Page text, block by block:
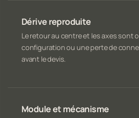
Dérive reproduite
Le retour au centre et les axes sont
configuration ou une perte de
avant le devis.
Module et mécanisme